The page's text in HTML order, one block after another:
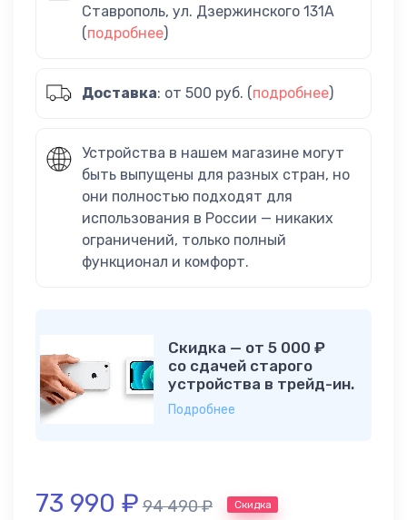
Ставрополь, ул. Дзержинского 131А
(подробнее)
Доставка: от 500 руб. (подробнее)
Устройства в нашем магазине могут
быть выпущены для разных стран, но
они полностью подходят для
использования в России — никаких
ограничений, только полный
функционал и комфорт.
Скидка — от 5 000 ₽
со сдачей старого
устройства в трейд-ин.
Подробнее
73 990 ₽ 94 490₽ Скидка